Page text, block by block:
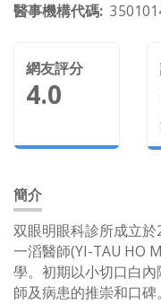
醫事機構代碼
網友評分
4.0
簡介
双眼明眼科診所成立
一滔醫師(YI-TAU HO
學。初期以小切口白
師及病患的推崇和口